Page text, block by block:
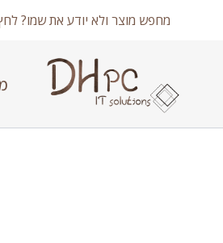
מחפש מוצר ולא יודע את שמו?